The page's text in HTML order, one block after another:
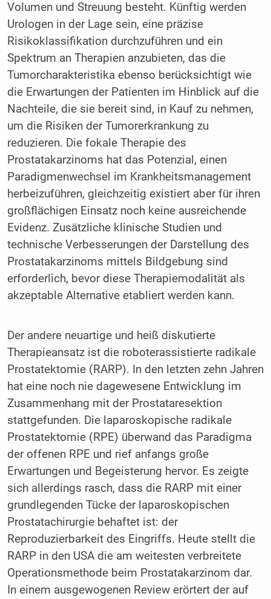
Volumen und Streuung besteht. Künftig werden
Urologen in der Lage sein, eine präzise
Risikoklassifikation durchzuführen und ein
Spektrum an Therapien anzubieten, das die
Tumorcharakteristika ebenso berücksichtigt wie
die Erwartungen der Patienten im Hinblick auf die
Nachteile, die sie bereit sind, in Kauf zu nehmen,
um die Risiken der Tumorerkrankung zu
reduzieren. Die fokale Therapie des
Prostatakarzinoms hat das Potenzial, einen
Paradigmenwechsel im Krankheitsmanagement
herbeizuführen, gleichzeitig existiert aber für ihren
großflächigen Einsatz noch keine ausreichende
Evidenz. Zusätzliche klinische Studien und
technische Verbesserungen der Darstellung des
Prostatakarzinoms mittels Bildgebung sind
erforderlich, bevor diese Therapiemodalität als
akzeptable Alternative etabliert werden kann.
Der andere neuartige und heiß diskutierte
Therapieansatz ist die roboterassistierte radikale
Prostatektomie (RARP). In den letzten zehn Jahren
hat eine noch nie dagewesene Entwicklung im
Zusammenhang mit der Prostataresektion
stattgefunden. Die laparoskopische radikale
Prostatektomie (RPE) überwand das Paradigma
der offenen RPE und rief anfangs große
Erwartungen und Begeisterung hervor. Es zeigte
sich allerdings rasch, dass die RARP mit einer
grundlegenden Tücke der laparoskopischen
Prostatachirurgie behaftet ist: der
Reproduzierbarkeit des Eingriffs. Heute stellt die
RARP in den USA die am weitesten verbreitete
Operationsmethode beim Prostatakarzinom dar.
In einem ausgewogenen Review erörtert der auf